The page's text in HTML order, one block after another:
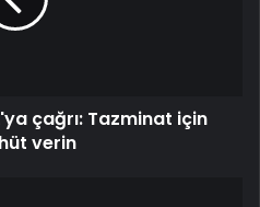
çağrı: Tazminat için
verin